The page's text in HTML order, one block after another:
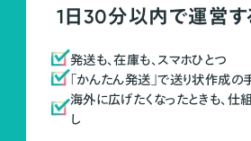
1日30分以内で運営
発送も、在庫も、スマホひとつ
「かんたん発送」で送り状作成の
海外に広げたくなったときも、仕
し